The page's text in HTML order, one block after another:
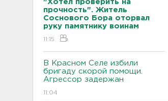
"Хотел проверить на
прочность". Житель
Соснового Бора оторвал
руку памятнику воинам
11:15
В Красном Селе избили
бригаду скорой помощи.
Агрессор задержан
11:04